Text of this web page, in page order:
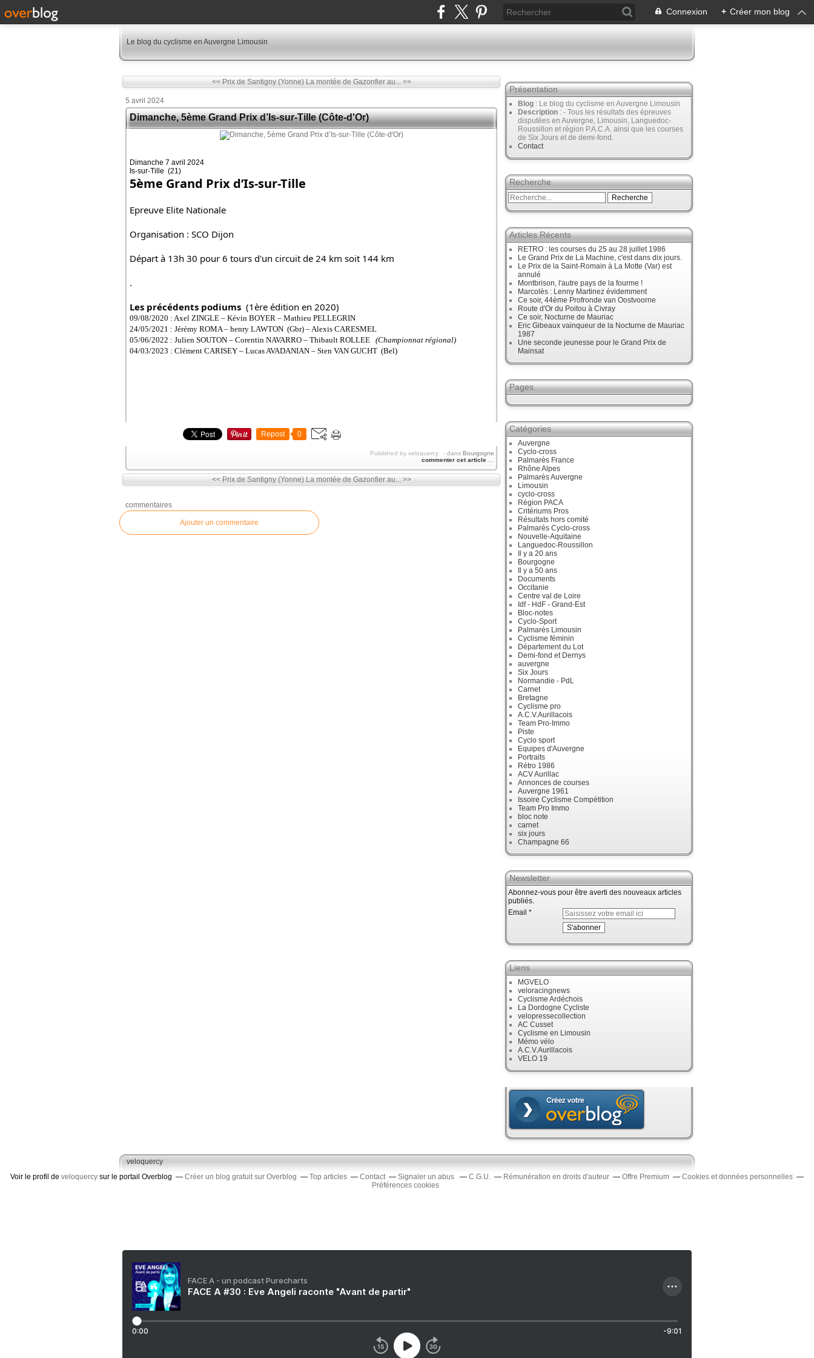
Connexion + Créer mon blog
Le blog du cyclisme en Auvergne Limousin
<< Prix de Santigny (Yonne) La montée de Gazonfier au... >>
5 avril 2024
Dimanche, 5ème Grand Prix d’Is-sur-Tille (Côte-d'Or)
Dimanche 7 avril 2024
Is-sur-Tille (21)
5ème Grand Prix d’Is-sur-Tille
Epreuve Elite Nationale
Organisation : SCO Dijon
Départ à 13h 30 pour 6 tours d'un circuit de 24 km soit 144 km
.
Les précédents podiums (1ère édition en 2020)
09/08/2020 : Axel ZINGLE – Kévin BOYER – Mathieu PELLEGRIN
24/05/2021 : Jérémy ROMA – henry LAWTON (Gbr) – Alexis CARESMEL
05/06/2022 : Julien SOUTON – Corentin NAVARRO – Thibault ROLLEE (Championnat régional)
04/03/2023 : Clément CARISEY – Lucas AVADANIAN – Sten VAN GUCHT (Bel)
Repost 0
Published by veloquercy - dans Bourgogne
commenter cet article
<< Prix de Santigny (Yonne) La montée de Gazonfier au... >>
commentaires
Ajouter un commentaire
Présentation
Blog : Le blog du cyclisme en Auvergne Limousin
Description : - Tous les résultats des épreuves
disputées en Auvergne, Limousin, Languedoc-
Roussillon et région P.A.C.A. ainsi que les courses
de Six Jours et de demi-fond.
Contact
Recherche
Articles Récents
RETRO : les courses du 25 au 28 juillet 1986
Le Grand Prix de La Machine, c'est dans dix jours.
Le Prix de la Saint-Romain à La Motte (Var) est
annulé
Montbrison, l'autre pays de la fourme !
Marcolès : Lenny Martinez évidemment
Ce soir, 44ème Profronde van Oostvoorne
Route d'Or du Poitou à Civray
Ce soir, Nocturne de Mauriac
Eric Gibeaux vainqueur de la Nocturne de Mauriac
1987
Une seconde jeunesse pour le Grand Prix de
Mainsat
Pages
Catégories
Auvergne
Cyclo-cross
Palmarès France
Rhône Alpes
Palmarès Auvergne
Limousin
cyclo-cross
Région PACA
Critériums Pros
Résultats hors comité
Palmarès Cyclo-cross
Nouvelle-Aquitaine
Languedoc-Roussillon
Il y a 20 ans
Bourgogne
Il y a 50 ans
Documents
Occitanie
Centre val de Loire
Idf - HdF - Grand-Est
Bloc-notes
Cyclo-Sport
Palmarès Limousin
Cyclisme féminin
Département du Lot
Demi-fond et Dernys
auvergne
Six Jours
Normandie - PdL
Carnet
Bretagne
Cyclisme pro
A.C.V.Aurillacois
Team Pro-Immo
Piste
Cyclo sport
Equipes d'Auvergne
Portraits
Rétro 1986
ACV Aurillac
Annonces de courses
Auvergne 1961
Issoire Cyclisme Compétition
Team Pro Immo
bloc note
carnet
six jours
Champagne 66
Newsletter
Abonnez-vous pour être averti des nouveaux articles
publiés.
Email
Liens
MGVELO
veloracingnews
Cyclisme Ardéchois
La Dordogne Cycliste
velopressecollection
AC Cusset
Cyclisme en Limousin
Mémo vélo
A.C.V.Aurillacois
VELO 19
veloquercy
Voir le profil de veloquercy sur le portail Overblog Créer un blog gratuit sur Overblog Top articles Contact Signaler un abus C.G.U. Rémunération en droits d'auteur Offre Premium
Cookies et données personnelles
Préférences cookies
FACE A - un podcast Purecharts
FACE A #30 : Eve Angeli raconte "Avant de partir"
0:00 -9:01